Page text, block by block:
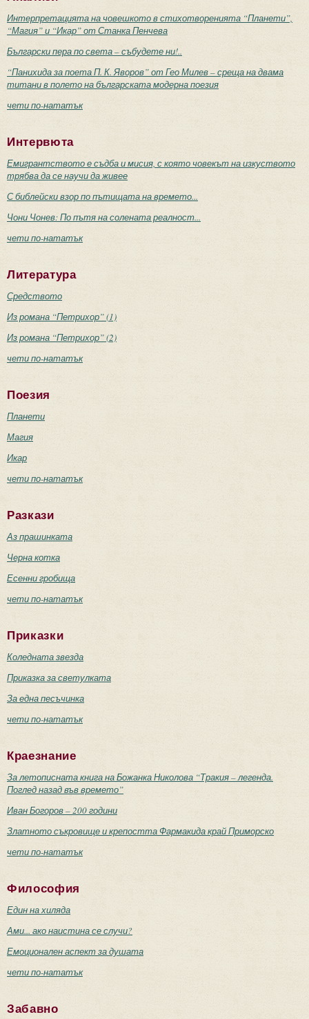
Интерпретацията на човешкото в стихотворенията “Планети”,
“Магия” и “Икар” от Станка Пенчева
Български пера по света – събудете ни!..
“Панихида за поета П. К. Яворов” от Гео Милев – среща на двама
титани в полето на българската модерна поезия
чети по-нататък
Интервюта
Емигрантството е съдба и мисия, с която човекът на изкуството
трябва да се научи да живее
С библейски взор по пътищата на времето...
Чони Чонев: По пътя на солената реалност...
чети по-нататък
Литература
Средството
Из романа “Петрихор” (1)
Из романа “Петрихор” (2)
чети по-нататък
Поезия
Планети
Магия
Икар
чети по-нататък
Разкази
Аз прашинката
Черна котка
Есенни гробища
чети по-нататък
Приказки
Коледната звезда
Приказка за светулката
За една песъчинка
чети по-нататък
Краезнание
За летописната книга на Божанка Николова “Тракия – легенда.
Поглед назад във времето”
Иван Богоров – 200 години
Златното съкровище и крепостта Фармакида край Приморско
чети по-нататък
Философия
Един на хиляда
Ами... ако наистина се случи?
Емоционален аспект за душата
чети по-нататък
Забавно